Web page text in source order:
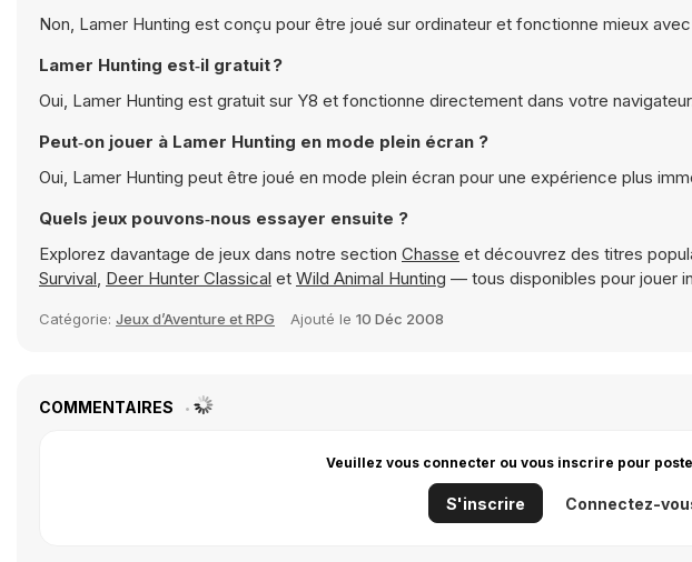
Non, Lamer Hunting est conçu pour être joué sur ordinateur et fonctionne mieux
Lamer Hunting est‑il gratuit ?
Oui, Lamer Hunting est gratuit sur Y8 et fonctionne directement dans votre
Peut‑on jouer à Lamer Hunting en mode plein écran ?
Oui, Lamer Hunting peut être joué en mode plein écran pour une expérience plus
Quels jeux pouvons‑nous essayer ensuite ?
Explorez davantage de jeux dans notre section Chasse et découvrez des titres
Survival, Deer Hunter Classical et Wild Animal Hunting — tous disponibles pour jouer
Catégorie: Jeux d’Aventure et RPG Ajouté le 10 Déc 2008
COMMENTAIRES
Veuillez vous connecter ou vous inscrire pour
S'inscrire Connectez-